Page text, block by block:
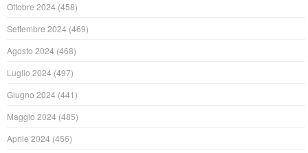
Ottobre 2024 (458)
Settembre 2024 (469)
Agosto 2024 (468)
Luglio 2024 (497)
Giugno 2024 (441)
Maggio 2024 (485)
Aprile 2024 (456)